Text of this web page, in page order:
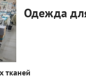
Одежда
тканей